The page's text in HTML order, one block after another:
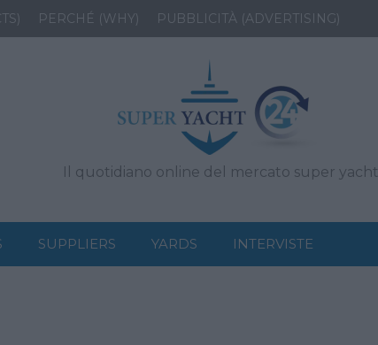
PERCHÉ (WHY) PUBBLICITÀ (ADVERTISING)
Il quotidiano online del mercato super yacht
SUPPLIERS YARDS INTERVISTE